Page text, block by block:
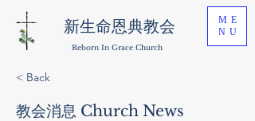
新生命恩典教会
Reborn In Grace Church
ME
NU
< Back
教会消息 Church News